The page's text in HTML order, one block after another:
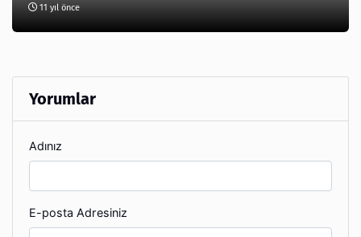
11 yıl önce
Yorumlar
Adınız
E-posta Adresiniz